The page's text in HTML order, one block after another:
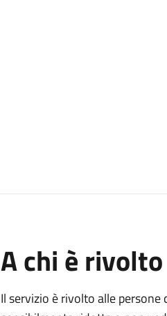
A chi è rivolto
Il servizio è rivolto alle